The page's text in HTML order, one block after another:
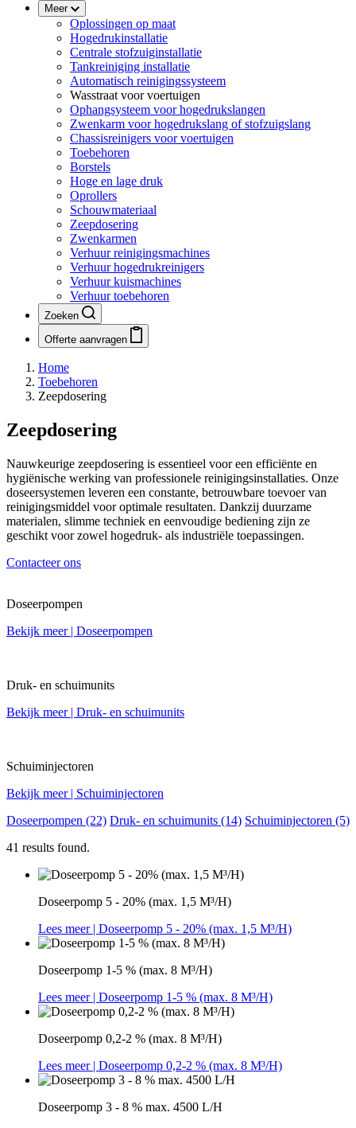
Meer
Oplossingen op maat
Hogedrukinstallatie
Centrale stofzuiginstallatie
Tankreiniging installatie
Automatisch reinigingssysteem
Wasstraat voor voertuigen
Ophangsysteem voor hogedrukslangen
Zwenkarm voor hogedrukslang of stofzuigslang
Chassisreinigers voor voertuigen
Toebehoren
Borstels
Hoge en lage druk
Oprollers
Schouwmateriaal
Zeepdosering
Zwenkarmen
Verhuur reinigingsmachines
Verhuur hogedrukreinigers
Verhuur kuismachines
Verhuur toebehoren
Zoeken
Offerte aanvragen
Home
Toebehoren
Zeepdosering
Zeepdosering
Nauwkeurige zeepdosering is essentieel voor een efficiënte en
hygiënische werking van professionele reinigingsinstallaties. Onze
doseersystemen leveren een constante, betrouwbare toevoer van
reinigingsmiddel voor optimale resultaten. Dankzij duurzame
materialen, slimme techniek en eenvoudige bediening zijn ze
geschikt voor zowel hogedruk- als industriële toepassingen.
Contacteer ons
Doseerpompen
Bekijk meer | Doseerpompen
Druk- en schuimunits
Bekijk meer | Druk- en schuimunits
Schuiminjectoren
Bekijk meer | Schuiminjectoren
Doseerpompen (22) Druk- en schuimunits (14) Schuiminjectoren (5)
41 results found.
Doseerpomp 5 - 20% (max. 1,5 M³/H)
Lees meer | Doseerpomp 5 - 20% (max. 1,5 M³/H)
Doseerpomp 1-5 % (max. 8 M³/H)
Lees meer | Doseerpomp 1-5 % (max. 8 M³/H)
Doseerpomp 0,2-2 % (max. 8 M³/H)
Lees meer | Doseerpomp 0,2-2 % (max. 8 M³/H)
Doseerpomp 3 - 8 % max. 4500 L/H